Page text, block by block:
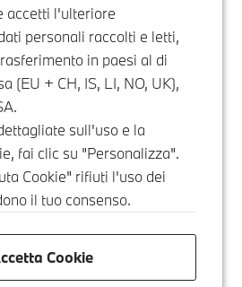
accetti l'ulteriore
personali raccolti e letti,
in paesi al di
(EU + CH, IS, LI, NO, UK),
sull'uso e la
fai clic su "Personalizza".
Cookie" rifiuti l'uso dei
il tuo consenso.
Cookie